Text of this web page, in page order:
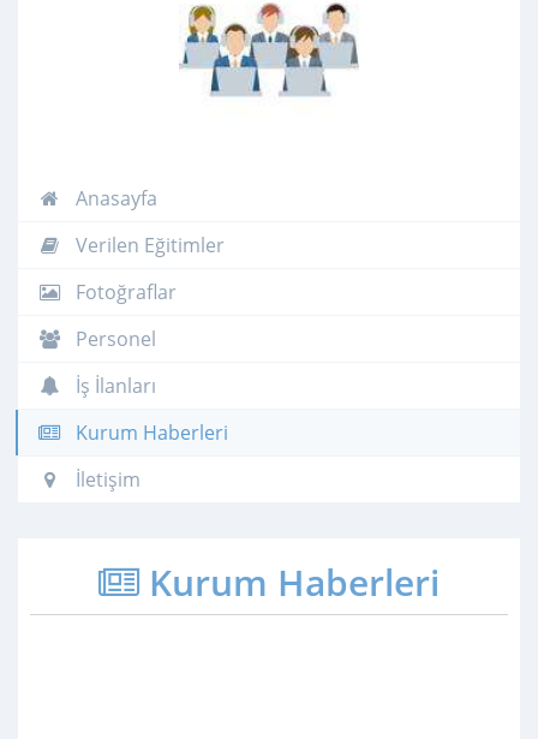
Anasayfa
Verilen Eğitimler
Fotoğraflar
Personel
İş İlanları
Kurum Haberleri
İletişim
Kurum Haberleri